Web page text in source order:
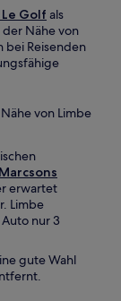
Golf als
der Nähe von
bei Reisenden
von Limbe
Marcsons
erwartet
Limbe
nur 3
gute Wahl